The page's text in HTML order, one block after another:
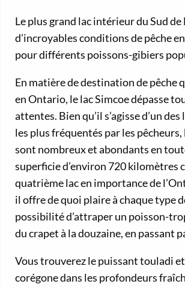
Le plus grand lac intérieur du Sud
d’incroyables conditions de pêche
pour différents poissons-gibiers
En matière de destination de pêche
en Ontario, le lac Simcoe dépasse
attentes. Bien qu’il s’agisse d’un
les plus fréquentés par les pêcheurs,
sont nombreux et abondants en
superficie d’environ 720 kilomètres
quatrième lac en importance de
il offre de quoi plaire à chaque type
possibilité d’attraper un poisson-
du crapet à la douzaine, en passant
Vous trouverez le puissant touladi
corégone dans les profondeurs